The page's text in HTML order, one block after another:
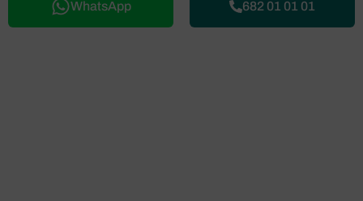
WhatsApp 682 01 01 01